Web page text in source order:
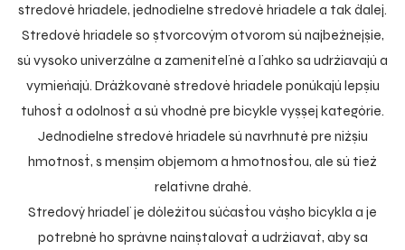
stredové hriadele, jednodielne stredové hriadele a tak ďalej.
Stredové hriadele so štvorcovým otvorom sú najbežnejšie,
sú vysoko univerzálne a zameniteľné a ľahko sa udržiavajú a
vymieňajú. Drážkované stredové hriadele ponúkajú lepšiu
tuhosť a odolnosť a sú vhodné pre bicykle vyššej kategórie.
Jednodielne stredové hriadele sú navrhnuté pre nižšiu
hmotnosť, s menším objemom a hmotnosťou, ale sú tiež
relatívne drahé.
Stredový hriadeľ je dôležitou súčasťou vášho bicykla a je
potrebné ho správne nainštalovať a udržiavať, aby sa